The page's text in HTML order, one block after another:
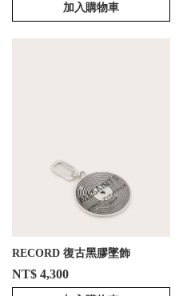
加入購物車
RECORD 復古黑膠墜飾
NT$ 4,300